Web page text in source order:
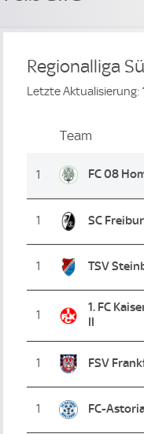
Regionalliga
Letzte Aktualisierung:
PlatzTeam
1 FC 08
1 SC
1 TSV
1
1. FC
II
1 FSV
1 FC-